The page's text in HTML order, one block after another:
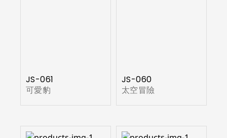
JS-061
可愛豹
JS-060
太空冒險